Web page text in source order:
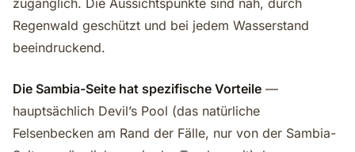
zugänglich. Die Aussichtspunkte sind nah, durch
Regenwald geschützt und bei jedem Wasserstand
beeindruckend.
Die Sambia-Seite hat spezifische Vorteile —
hauptsächlich Devil’s Pool (das natürliche
Felsenbecken am Rand der Fälle, nur von der Sambia-